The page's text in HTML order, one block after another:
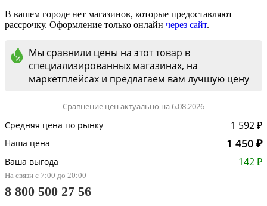
В вашем городе нет магазинов, которые предоставляют
рассрочку. Оформление только онлайн через сайт.
Мы сравнили цены на этот товар в
специализированных магазинах, на
маркетплейсах и предлагаем вам лучшую цену
Сравнение цен актуально на 6.08.2026
Средняя цена по рынку 1 592 ₽
Наша цена 1 450 ₽
Ваша выгода 142 ₽
На связи с 7:00 до 20:00
8 800 500 27 56